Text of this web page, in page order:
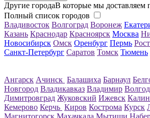
Другие городаВ которые мы доставляем
Полный список городов
Владивосток Волгоград Воронеж
Казань Краснодар Красноярск Москва
Новосибирск Омск Оренбург Пермь
Санкт-Петербург Саратов Томск Тюмень
Ангарск Ачинск Балашиха Барнаул
Новгород Владикавказ Владимир
Димитровград Жуковский Ижевск
Кемерово Керчь Киров Кострома Курск
Магнитогорск Махачкала Мытищи